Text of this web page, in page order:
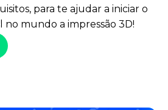
para te ajudar a iniciar o
no mundo a impressão 3D!